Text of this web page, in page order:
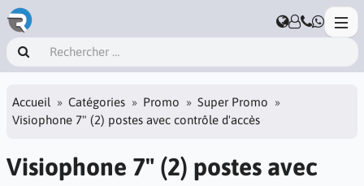
Accueil Catégories Promo
Super Promo
Visiophone 7" (2) postes avec contrôle d'accès
Visiophone 7" (2) postes avec